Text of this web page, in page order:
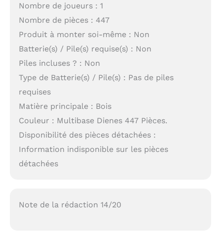
Nombre de joueurs : 1
Nombre de pièces : 447
Produit à monter soi-même : Non
Batterie(s) / Pile(s) requise(s) : Non
Piles incluses ? : Non
Type de Batterie(s) / Pile(s) : Pas de piles
requises
Matière principale : Bois
Couleur : Multibase Dienes 447 Pièces.
Disponibilité des pièces détachées :
Information indisponible sur les pièces
détachées
Note de la rédaction 14/20